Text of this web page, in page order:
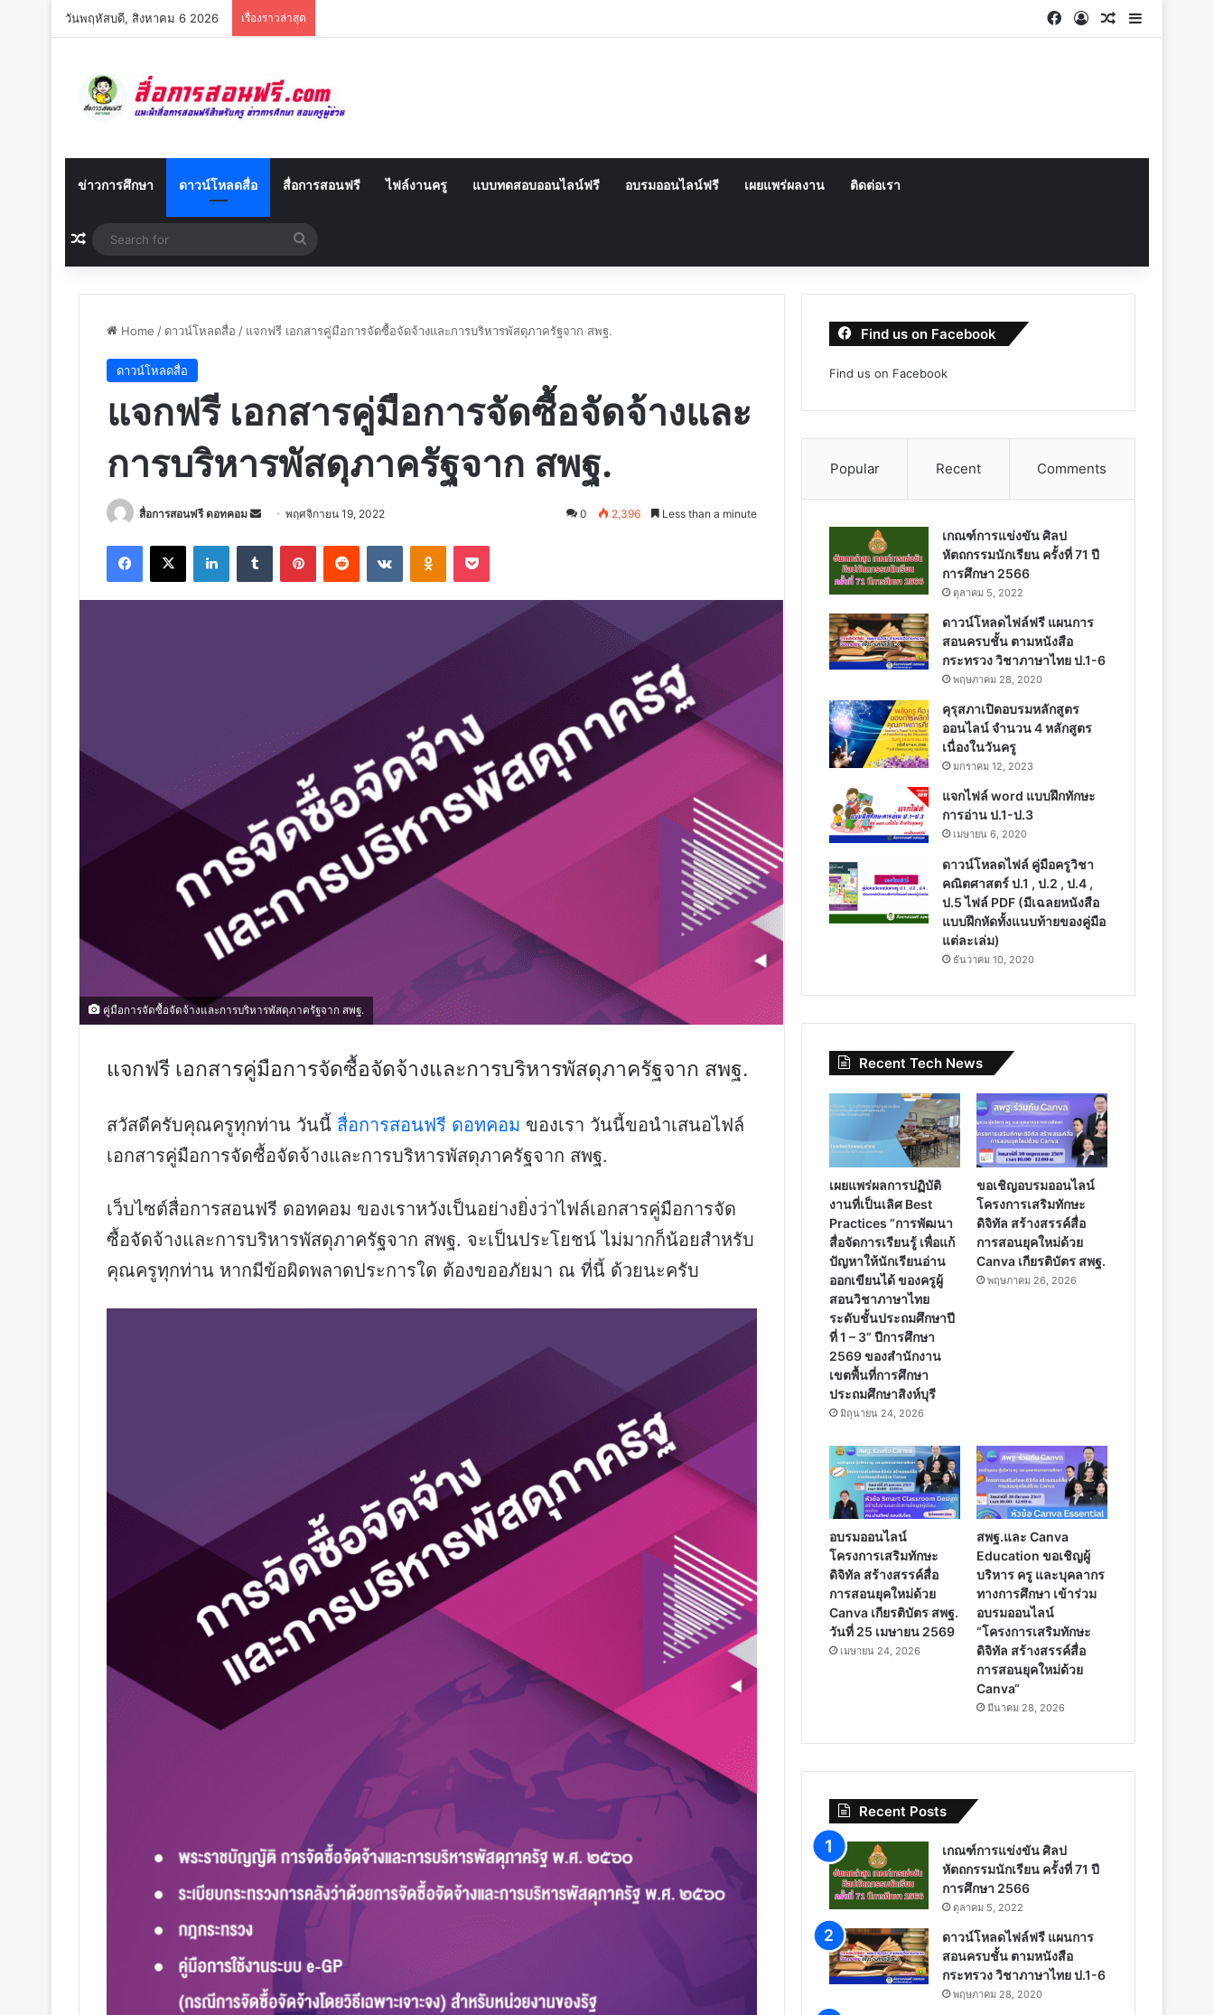
วันพฤหัสบดี, สิงหาคม 6 2026 เรื่องราวล่าสุด Facebook
Log InRandom
Sidebar
ข่าวการศึกษา ดาวน์โหลดสื่อ สื่อการสอนฟรี ไฟล์งานครู แบบทดสอบออนไลน์ฟรี อบรมออนไลน์ฟรี เผยแพร่ผลงาน ติดต่อเรา
Random Article
for
Home / ดาวน์โหลดสื่อ / แจกฟรี เอกสารคู่มือการจัดซื้อจัดจ้างและการบริหารพัสดุภาครัฐจาก สพฐ.
ดาวน์โหลดสื่อ
แจกฟรี เอกสารคู่มือการจัดซื้อจัดจ้างและ
การบริหารพัสดุภาครัฐจาก สพฐ.
สื่อการสอนฟรี ดอทคอม
Sendพฤศจิกายน 19, 2022 0 2,396 Less than a minute
Facebook
X LinkedInTumblr PinterestReddit VKontakteOdnoklassniki
Pocket
คู่มือการจัดซื้อจัดจ้างและการบริหารพัสดุภาครัฐจาก สพฐ.
แจกฟรี เอกสารคู่มือการจัดซื้อจัดจ้างและการบริหารพัสดุภาครัฐจาก สพฐ.
สวัสดีครับคุณครูทุกท่าน วันนี้ สื่อการสอนฟรี ดอทคอม ของเรา วันนี้ขอนำเสนอไฟล์
เอกสารคู่มือการจัดซื้อจัดจ้างและการบริหารพัสดุภาครัฐจาก สพฐ.
เว็บไซต์สื่อการสอนฟรี ดอทคอม ของเราหวังเป็นอย่างยิ่งว่าไฟล์เอกสารคู่มือการจัด
ซื้อจัดจ้างและการบริหารพัสดุภาครัฐจาก สพฐ. จะเป็นประโยชน์ ไม่มากก็น้อยสำหรับ
คุณครูทุกท่าน หากมีข้อผิดพลาดประการใด ต้องขออภัยมา ณ ที่นี้ ด้วยนะครับ
Find us on Facebook
Find us on Facebook
Popular Recent Comments
เกณฑ์การแข่งขัน ศิลป
หัตถกรรมนักเรียน ครั้งที่ 71 ปี
การศึกษา 2566
ตุลาคม 5, 2022
ดาวน์โหลดไฟล์ฟรี แผนการ
สอนครบชั้น ตามหนังสือ
กระทรวง วิชาภาษาไทย ป.1-6
พฤษภาคม 28, 2020
คุรุสภาเปิดอบรมหลักสูตร
ออนไลน์ จำนวน 4 หลักสูตร
เนื่องในวันครู
มกราคม 12, 2023
แจกไฟล์ word แบบฝึกทักษะ
การอ่าน ป.1-ป.3
เมษายน 6, 2020
ดาวน์โหลดไฟล์ คู่มือครูวิชา
คณิตศาสตร์ ป.1 , ป.2 , ป.4 ,
ป.5 ไฟล์ PDF (มีเฉลยหนังสือ
แบบฝึกหัดทั้งแนบท้ายของคู่มือ
แต่ละเล่ม)
ธันวาคม 10, 2020
Recent Tech News
เผยแพร่ผลการปฏิบัติ
งานที่เป็นเลิศ Best
Practices “การพัฒนา
สื่อจัดการเรียนรู้ เพื่อแก้
ปัญหาให้นักเรียนอ่าน
ออกเขียนได้ ของครูผู้
สอนวิชาภาษาไทย
ระดับชั้นประถมศึกษาปี
ที่ 1 – 3” ปีการศึกษา
2569 ของสำนักงาน
เขตพื้นที่การศึกษา
ประถมศึกษาสิงห์บุรี
มิถุนายน 24, 2026
ขอเชิญอบรมออนไลน์
โครงการเสริมทักษะ
ดิจิทัล สร้างสรรค์สื่อ
การสอนยุคใหม่ด้วย
Canva เกียรติบัตร สพฐ.
พฤษภาคม 26, 2026
อบรมออนไลน์
โครงการเสริมทักษะ
ดิจิทัล สร้างสรรค์สื่อ
การสอนยุคใหม่ด้วย
Canva เกียรติบัตร สพฐ.
วันที่ 25 เมษายน 2569
เมษายน 24, 2026
สพฐ.และ Canva
Education ขอเชิญผู้
บริหาร ครู และบุคลากร
ทางการศึกษา เข้าร่วม
อบรมออนไลน์
“โครงการเสริมทักษะ
ดิจิทัล สร้างสรรค์สื่อ
การสอนยุคใหม่ด้วย
Canva“
มีนาคม 28, 2026
Recent Posts
เกณฑ์การแข่งขัน ศิลป
หัตถกรรมนักเรียน ครั้งที่ 71 ปี
การศึกษา 2566
ตุลาคม 5, 2022
ดาวน์โหลดไฟล์ฟรี แผนการ
สอนครบชั้น ตามหนังสือ
กระทรวง วิชาภาษาไทย ป.1-6
พฤษภาคม 28, 2020